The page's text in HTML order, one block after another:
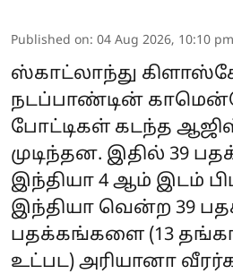
Published on: 04 Aug 2026, 10:10 pm
ஸ்காட்லாந்து
நடப்பாண்டின்
போட்டிகள் கடந்த
முடிந்தன. இதில் 39
இந்தியா 4 ஆம் இடம்
இந்தியா வென்ற 39
பதக்கங்களை (13
உட்பட) அரியானா